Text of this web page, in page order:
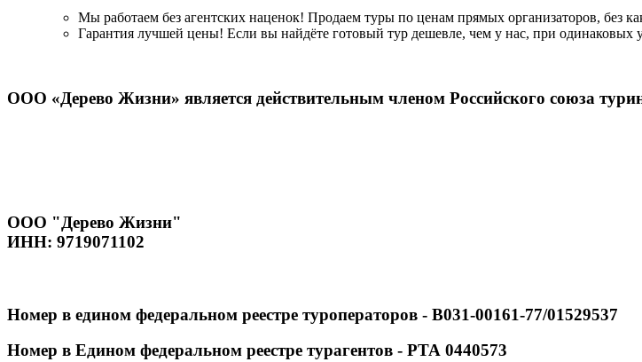
Мы работаем без агентских наценок! Продаем туры по ценам прямых организаторов, без
Гарантия лучшей цены! Если вы найдёте готовый тур дешевле, чем у нас, при
ООО «Дерево Жизни» является действительным членом Российского союза
ООО "Дерево Жизни"
ИНН: 9719071102
Номер в едином федеральном реестре туроператоров - В031-00161-77/01529537
Номер в Едином федеральном реестре турагентов - РТА 0440573